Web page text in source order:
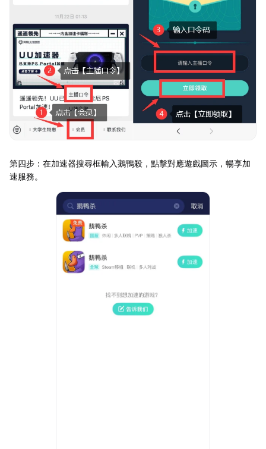
第四步：在加速器搜尋框輸入鵝鴨殺，點擊對應遊戲圖示，暢享加
速服務。